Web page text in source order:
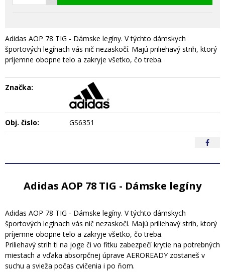
Adidas AOP 78 TIG - Dámske legíny. V týchto dámskych
športových legínach vás nič nezaskočí. Majú priliehavý strih, ktorý
príjemne obopne telo a zakryje všetko, čo treba.
Značka:
Obj. čislo: GS6351
Adidas AOP 78 TIG - Dámske legíny
Adidas AOP 78 TIG - Dámske legíny. V týchto dámskych
športových legínach vás nič nezaskočí. Majú priliehavý strih, ktorý
príjemne obopne telo a zakryje všetko, čo treba.
Priliehavý strih ti na joge či vo fitku zabezpečí krytie na potrebných
miestach a vďaka absorpčnej úprave AEROREADY zostaneš v
suchu a svieža počas cvičenia i po ňom.